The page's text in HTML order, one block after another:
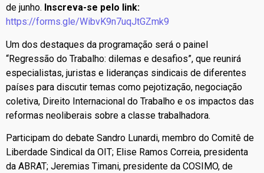
de junho. Inscreva-se pelo link:
https://forms.gle/WibvK9n7uqJtGZmk9
Um dos destaques da programação será o painel
“Regressão do Trabalho: dilemas e desafios”, que reunirá
especialistas, juristas e lideranças sindicais de diferentes
países para discutir temas como pejotização, negociação
coletiva, Direito Internacional do Trabalho e os impactos das
reformas neoliberais sobre a classe trabalhadora.
Participam do debate Sandro Lunardi, membro do Comitê de
Liberdade Sindical da OIT; Elise Ramos Correia, presidenta
da ABRAT; Jeremias Timani, presidente da COSIMO, de